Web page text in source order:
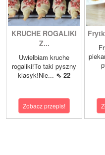
KRUCHE ROGALIKI
Z...
Uwielbiam kruche
rogaliki!To taki pyszny
klasyk!Nie... ⇖ 22
Zobacz przepis!